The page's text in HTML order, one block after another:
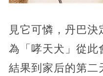
見它可憐，丹巴
為「哮天犬」從此
結果到家后的第二